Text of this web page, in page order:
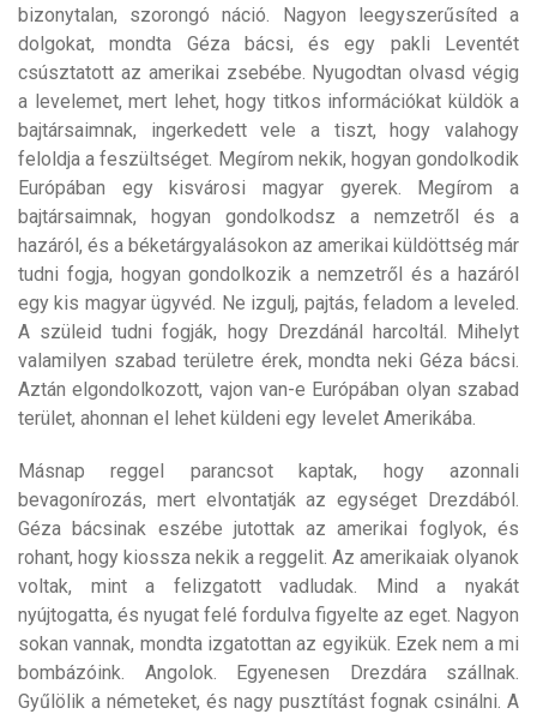
Másnap reggel parancsot kaptak, hogy azonnali
bevagonírozás, mert elvontatják az egységet Drezdából.
Géza bácsinak eszébe jutottak az amerikai foglyok, és
rohant, hogy kiossza nekik a reggelit. Az amerikaiak olyanok
voltak, mint a felizgatott vadludak. Mind a nyakát
nyújtogatta, és nyugat felé fordulva figyelte az eget. Nagyon
sokan vannak, mondta izgatottan az egyikük. Ezek nem a mi
bombázóink. Angolok. Egyenesen Drezdára szállnak.
Gyűlölik a németeket, és nagy pusztítást fognak csinálni. A